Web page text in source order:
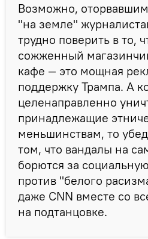
Возможно,
"на земле"
трудно поверить в то,
сожженный
кафе — это мощная
поддержку Трампа. А
целенаправленно
принадлежащие
меньшинствам, то
том, что вандалы на
борются за
против "белого
даже CNN вместе со
на подтанцовке.